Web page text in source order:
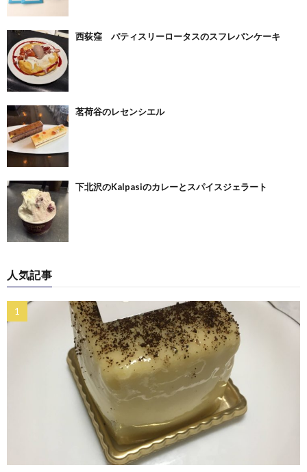
西荻窪 パティスリーロータスのスフレパンケーキ
茗荷谷のレセンシエル
下北沢のKalpasiのカレーとスパイスジェラート
人気記事